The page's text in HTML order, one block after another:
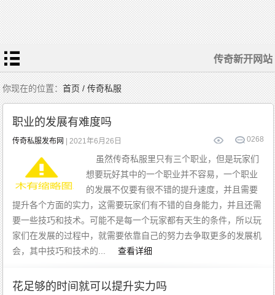
传奇新开网站
你现在的位置：首页 / 传奇私服
职业的发展有难度吗
268
0
传奇私服发布网 | 2021年6月26日
虽然传奇私服里只有三个职业，但是玩家们
想要玩好其中的一个职业并不容易，一个职业
的发展不仅要有很不错的提升速度，并且需要
提升各个方面的实力，这需要玩家们有不错的自身能力，并且还需
要一些技巧和技术。可能不是每一个玩家都有天生的条件，所以玩
家们在发展的过程中，就需要依靠自己的努力去争取更多的发展机
会，其中技巧和技术的...
查看详细
花足够的时间就可以提升实力吗